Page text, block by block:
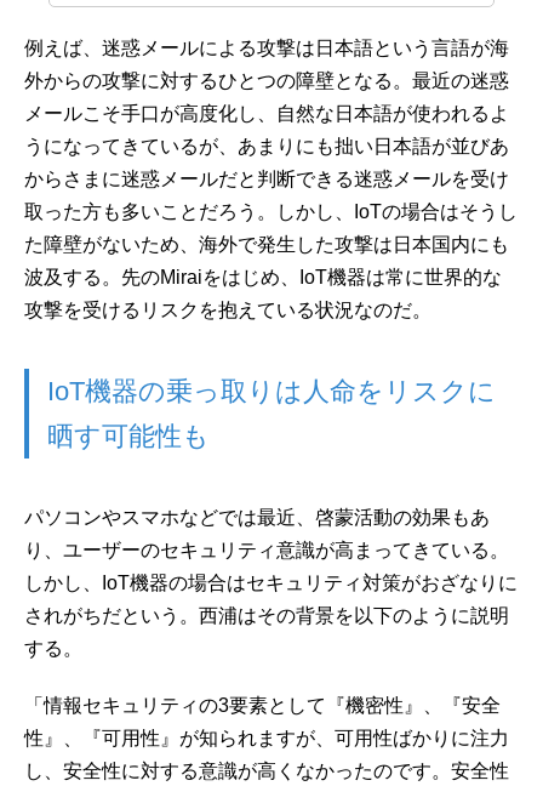
例えば、迷惑メールによる攻撃は日本語という言語が海
外からの攻撃に対するひとつの障壁となる。最近の迷惑
メールこそ手口が高度化し、自然な日本語が使われるよ
うになってきているが、あまりにも拙い日本語が並びあ
からさまに迷惑メールだと判断できる迷惑メールを受け
取った方も多いことだろう。しかし、IoTの場合はそうし
た障壁がないため、海外で発生した攻撃は日本国内にも
波及する。先のMiraiをはじめ、IoT機器は常に世界的な
攻撃を受けるリスクを抱えている状況なのだ。
IoT機器の乗っ取りは人命をリスクに
晒す可能性も
パソコンやスマホなどでは最近、啓蒙活動の効果もあ
り、ユーザーのセキュリティ意識が高まってきている。
しかし、IoT機器の場合はセキュリティ対策がおざなりに
されがちだという。西浦はその背景を以下のように説明
する。
「情報セキュリティの3要素として『機密性』、『安全
性』、『可用性』が知られますが、可用性ばかりに注力
し、安全性に対する意識が高くなかったのです。安全性